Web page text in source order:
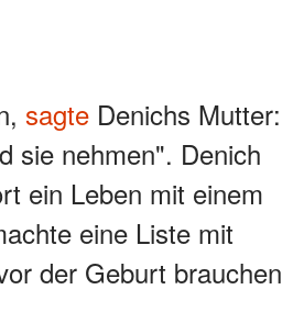
sagte Denichs Mutter:
sie nehmen". Denich
ein Leben mit einem
eine Liste mit
der Geburt brauchen